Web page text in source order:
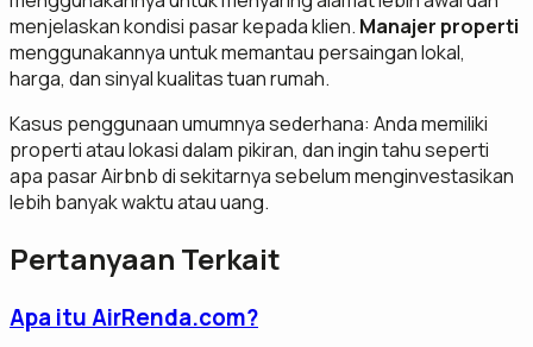
menjelaskan kondisi pasar kepada klien. Manajer properti
menggunakannya untuk memantau persaingan lokal,
harga, dan sinyal kualitas tuan rumah.
Kasus penggunaan umumnya sederhana: Anda memiliki
properti atau lokasi dalam pikiran, dan ingin tahu seperti
apa pasar Airbnb di sekitarnya sebelum menginvestasikan
lebih banyak waktu atau uang.
Pertanyaan Terkait
Apa itu AirRenda.com?